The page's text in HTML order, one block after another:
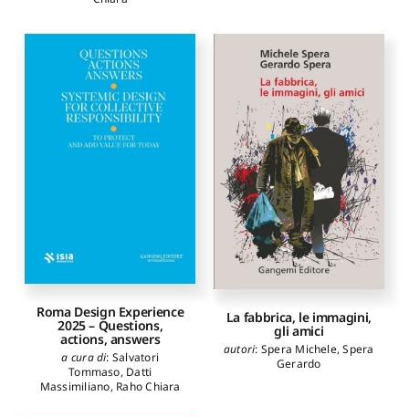
Roma Design Experience
2025 – Questions,
actions, answers
a cura di: Salvatori
Tommaso, Datti
Massimiliano, Raho Chiara
La fabbrica, le immagini,
gli amici
autori: Spera Michele,Spera
Gerardo